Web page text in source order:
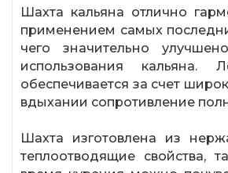
Шахта кальяна отлично
применением самых
чего значительно
использования кальяна.
обеспечивается за счет
вдыхании сопротивление
Шахта изготовлена из
теплоотводящие свойства,